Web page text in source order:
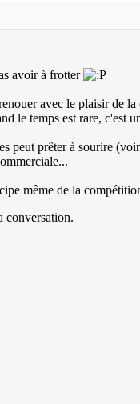
avoir à frotter
avec le plaisir de
le temps est rare, c'est
peut prêter à sourire
même de la
conversation.